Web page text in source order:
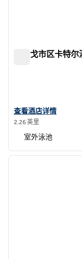
圣迭戈市区卡特
查看希尔顿格芮精选
查看酒店详情
2.26 英里
室外泳池
1/12